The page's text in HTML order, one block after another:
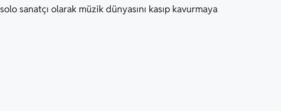
sanatçı olarak müzik dünyasını kasıp kavurmaya